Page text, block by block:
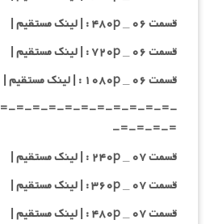
قسمت ۰۶ _ ۴۸۰p : | لینک مستقیم |
قسمت ۰۶ _ ۷۲۰p : | لینک مستقیم |
قسمت ۰۶ _ ۱۰۸۰p : | لینک مستقیم |
=-=-=-=-=-=-=-=-=-=-
=-=-=-=-
قسمت ۰۷ _ ۲۴۰p : | لینک مستقیم |
قسمت ۰۷ _ ۳۶۰p : | لینک مستقیم |
قسمت ۰۷ _ ۴۸۰p : | لینک مستقیم |